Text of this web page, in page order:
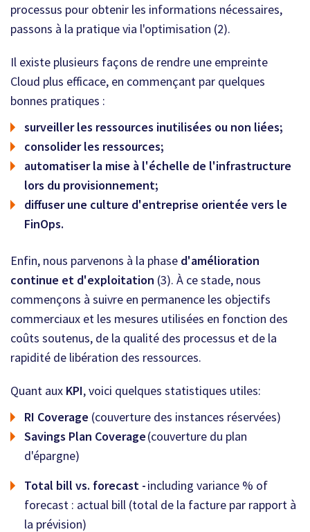
processus pour obtenir les informations nécessaires,
passons à la pratique via l'optimisation (2).
Il existe plusieurs façons de rendre une empreinte
Cloud plus efficace, en commençant par quelques
bonnes pratiques :
surveiller les ressources inutilisées ou non liées;
consolider les ressources;
automatiser la mise à l'échelle de l'infrastructure
lors du provisionnement;
diffuser une culture d'entreprise orientée vers le
FinOps.
Enfin, nous parvenons à la phase d'amélioration
continue et d'exploitation (3). À ce stade, nous
commençons à suivre en permanence les objectifs
commerciaux et les mesures utilisées en fonction des
coûts soutenus, de la qualité des processus et de la
rapidité de libération des ressources.
Quant aux KPI, voici quelques statistiques utiles:
RI Coverage (couverture des instances réservées)
Savings Plan Coverage(couverture du plan
d'épargne)
Total bill vs. forecast -including variance % of
forecast : actual bill (total de la facture par rapport à
la prévision)